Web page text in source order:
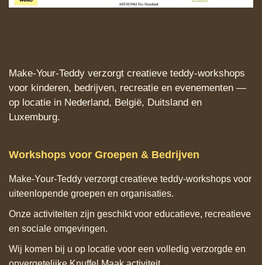
Make‑Your‑Teddy verzorgt creatieve teddy‑workshops
voor kinderen, bedrijven, recreatie en evenementen —
op locatie in Nederland, België, Duitsland en
Luxemburg.
Workshops voor Groepen & Bedrijven
Make‑Your‑Teddy verzorgt creatieve teddy‑workshops voor
uiteenlopende groepen en organisaties.
Onze activiteiten zijn geschikt voor educatieve, recreatieve
en sociale omgevingen.
Wij komen bij u op locatie voor een volledig verzorgde en